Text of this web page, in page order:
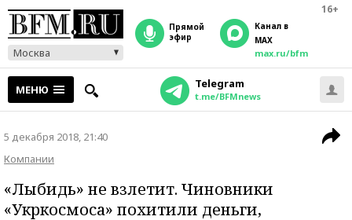
16+
Москва
прямой
эфир
Канал в
MAX
max.ru/bfm
МЕНЮ Telegram
t.me/BFMnews
5 декабря 2018, 21:40
Компании
«Лыбидь» не взлетит. Чиновники
«Укркосмоса» похитили деньги,